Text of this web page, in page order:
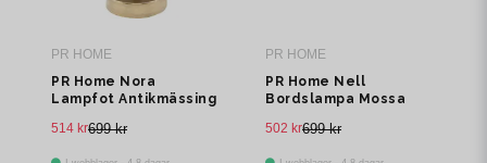
PR HOME
PR Home Nora
Lampfot Antikmässing
699 kr
514 kr
PR HOME
PR Home Nell
Bordslampa Mossa
699 kr
502 kr